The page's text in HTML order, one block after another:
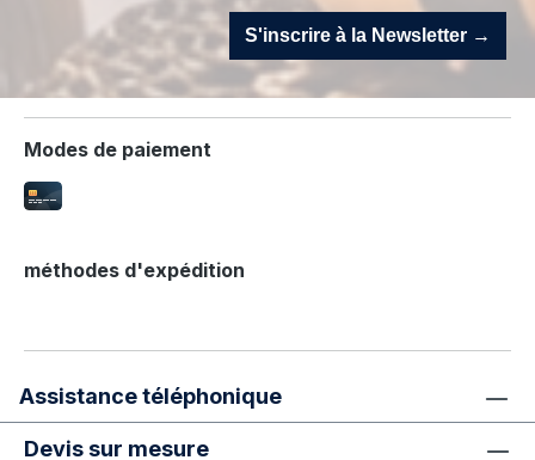
S'inscrire à la Newsletter →
Modes de paiement
méthodes d'expédition
Assistance téléphonique
Devis sur mesure